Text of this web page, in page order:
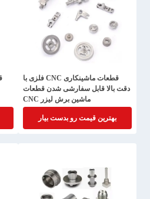
قطعات ماشینکاری CNC فلزی با
دقت بالا قابل سفارشی شدن قطعات
ماشین برش لیزر CNC
بهترین قیمت رو بدست بیار